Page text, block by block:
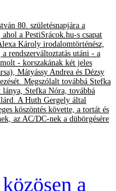
80. születésnapjára a
a PestiSrácok.hu-s csapat
Károly irodalomtörténész,
rendszerváltoztatás utáni - a
- korszakának két jeles
Mátyássy Andrea és Dézsy
Megszólalt továbbá Stefka
Stefka Nóra, továbbá
A Huth Gergely által
köszöntés követte, a tortát és
az AC/DC-nek a dübörgésére
a